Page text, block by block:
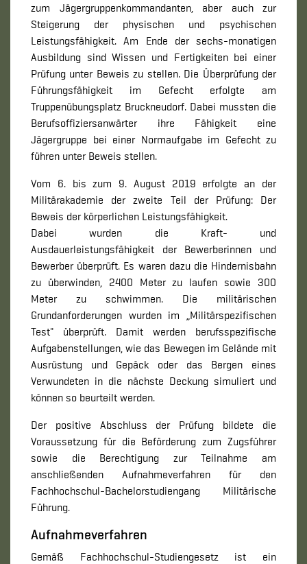
zum Jägergruppenkommandanten, aber auch zur
Steigerung der physischen und psychischen
Leistungsfähigkeit. Am Ende der sechs-monatigen
Ausbildung sind Wissen und Fertigkeiten bei einer
Prüfung unter Beweis zu stellen. Die Überprüfung der
Führungsfähigkeit im Gefecht erfolgte am
Truppenübungsplatz Bruckneudorf. Dabei mussten die
Berufsoffiziersanwärter ihre Fähigkeit eine
Jägergruppe bei einer Normaufgabe im Gefecht zu
führen unter Beweis stellen.
Vom 6. bis zum 9. August 2019 erfolgte an der
Militärakademie der zweite Teil der Prüfung: Der
Beweis der körperlichen Leistungsfähigkeit.
Dabei wurden die Kraft- und
Ausdauerleistungsfähigkeit der Bewerberinnen und
Bewerber überprüft. Es waren dazu die Hindernisbahn
zu überwinden, 2400 Meter zu laufen sowie 300
Meter zu schwimmen. Die militärischen
Grundanforderungen wurden im „Militärspezifischen
Test" überprüft. Damit werden berufsspezifische
Aufgabenstellungen, wie das Bewegen im Gelände mit
Ausrüstung und Gepäck oder das Bergen eines
Verwundeten in die nächste Deckung simuliert und
können so beurteilt werden.
Der positive Abschluss der Prüfung bildete die
Voraussetzung für die Beförderung zum Zugsführer
sowie die Berechtigung zur Teilnahme am
anschließenden Aufnahmeverfahren für den
Fachhochschul-Bachelorstudiengang Militärische
Führung.
Aufnahmeverfahren
Gemäß Fachhochschul-Studiengesetz ist ein